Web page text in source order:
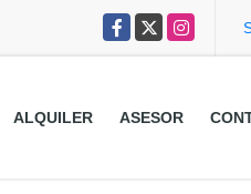
Facebook
X Instagram
ALQUILER ASESOR